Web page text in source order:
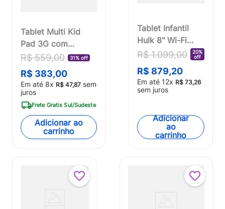
Tablet Multi Kid
Pad 3G com
Controle Parental
32GB Tela 7 pol
Android 11 Go
Processador Quad
Core Azul -
NB382OUT
[Reembalado]
R$ 559,00 31% off
R$ 383,00
Em até 8x R$ 47,87 sem
juros
Frete Gratis Sul/Sudeste
Adicionar ao
carrinho
Tablet Infantil
Hulk 8" Wi-Fi
6GB RAM 64GB
Core Câmeras
5MP e 2MP
Multi -
NB441OUT
[Reembalado]
R$ 1.099,00
20%
off
R$ 879,20
Em até 12x R$ 73,26
sem juros
Adicionar
ao
carrinho